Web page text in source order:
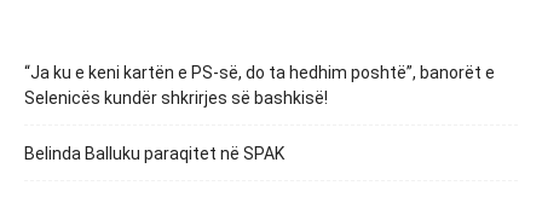
“Ja ku e keni kartën e PS-së, do ta hedhim poshtë”, banorët e
Selenicës kundër shkrirjes së bashkisë!
Belinda Balluku paraqitet në SPAK